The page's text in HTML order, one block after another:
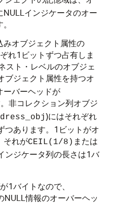
インジケータのオー
みオブジェクト属性の
れ1ビットずつ占有しま
スト・レベルのオブジェ
ブジェクト属性を持つオ
ーバーヘッドが
非コレクション列オブジ
)にはそれぞれ
つあります。1ビットがオ
それがCEIL(1/8) または
ンジケータ列の長さは1バ
1バイトなので、
NULL情報のオーバーヘッ